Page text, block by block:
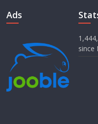
Ads
since